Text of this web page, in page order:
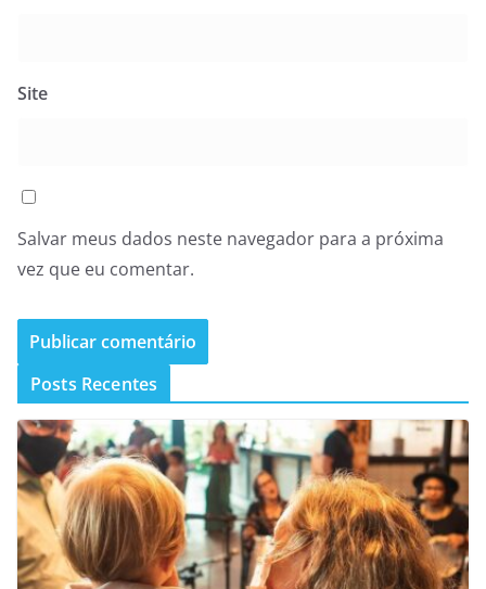
Site
Salvar meus dados neste navegador para a próxima
vez que eu comentar.
Posts Recentes